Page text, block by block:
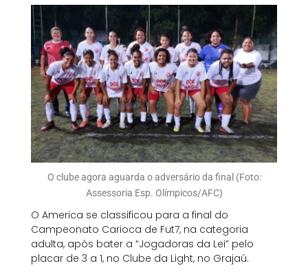
O clube agora aguarda o adversário da final (Foto:
Assessoria Esp. Olímpicos/AFC)
O America se classificou para a final do
Campeonato Carioca de Fut7, na categoria
adulta, após bater a “Jogadoras da Lei” pelo
placar de 3 a 1, no Clube da Light, no Grajaú.